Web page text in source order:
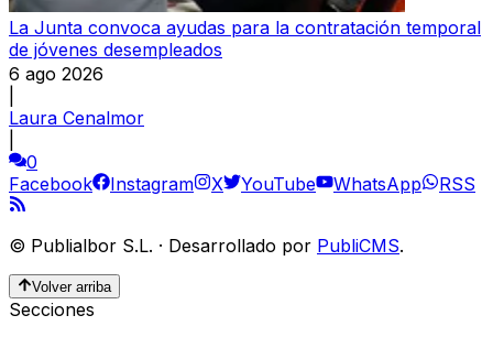
La Junta convoca ayudas para la contratación temporal
de jóvenes desempleados
6 ago 2026
Laura Cenalmor
0
Facebook
Instagram X YouTube WhatsApp RSS
© Publialbor S.L. · Desarrollado por PubliCMS.
Volver arriba
Secciones